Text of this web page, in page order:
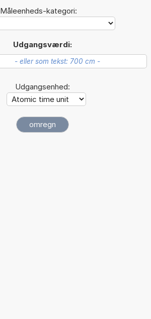
Måleenheds-kategori:
Udgangsværdi:
Udgangsenhed: